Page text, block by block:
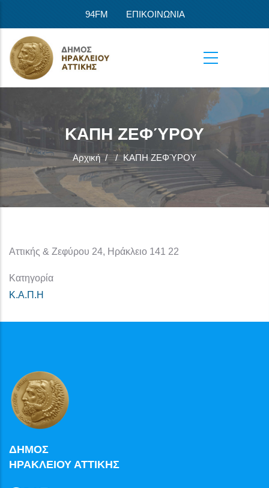
94FM ΕΠΙΚΟΙΝΩΝΙΑ
ΚΑΠΗ ΖΕΦΎΡΟΥ
Αρχική / / ΚΑΠΗ ΖΕΦΎΡΟΥ
Αττικής & Ζεφύρου 24, Ηράκλειο 141 22
Κατηγορία
Κ.Α.Π.Η
ΔΗΜΟΣ
ΗΡΑΚΛΕΙΟΥ ΑΤΤΙΚΗΣ